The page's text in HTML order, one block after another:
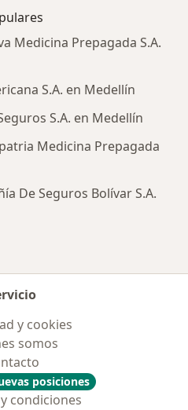
Medicina Prepagada S.A.
S.A. en Medellín
S.A. en Medellín
Medicina Prepagada
De Seguros Bolívar S.A.
y cookies
somos
posiciones
condiciones